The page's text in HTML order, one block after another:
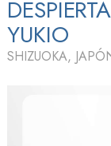
YUKIO
SHIZUOKA,